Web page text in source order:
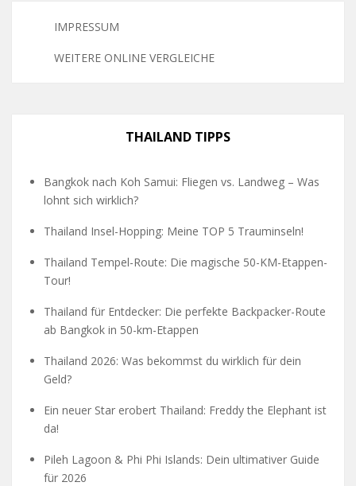
IMPRESSUM
WEITERE ONLINE VERGLEICHE
THAILAND TIPPS
Bangkok nach Koh Samui: Fliegen vs. Landweg – Was
lohnt sich wirklich?
Thailand Insel-Hopping: Meine TOP 5 Trauminseln!
Thailand Tempel-Route: Die magische 50-KM-Etappen-
Tour!
Thailand für Entdecker: Die perfekte Backpacker-Route
ab Bangkok in 50-km-Etappen
Thailand 2026: Was bekommst du wirklich für dein
Geld?
Ein neuer Star erobert Thailand: Freddy the Elephant ist
da!
Pileh Lagoon & Phi Phi Islands: Dein ultimativer Guide
für 2026